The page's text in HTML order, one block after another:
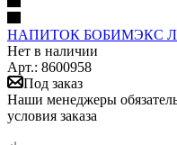
НАПИТОК БОБИМЭКС
Нет в наличии
Арт.: 8600958
Под заказ
Наши менеджеры
условия заказа